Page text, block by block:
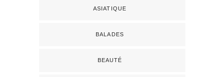
ASIATIQUE
BALADES
BEAUTÉ